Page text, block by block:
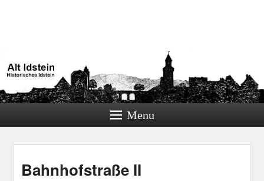
Historisches Idstein
Menu
Bahnhofstraße II